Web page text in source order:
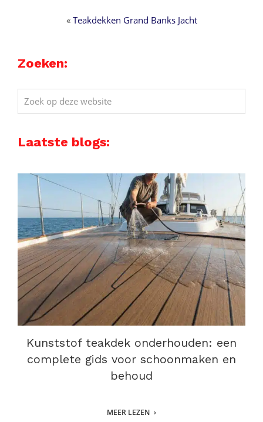
« Teakdekken Grand Banks Jacht
Zoeken:
Zoek
op
website
Laatste blogs:
Kunststof teakdek onderhouden: een
complete gids voor schoonmaken en
behoud
MEER LEZEN